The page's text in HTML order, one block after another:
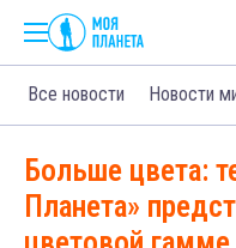
Все новости Новости
Больше цвета:
Планета»